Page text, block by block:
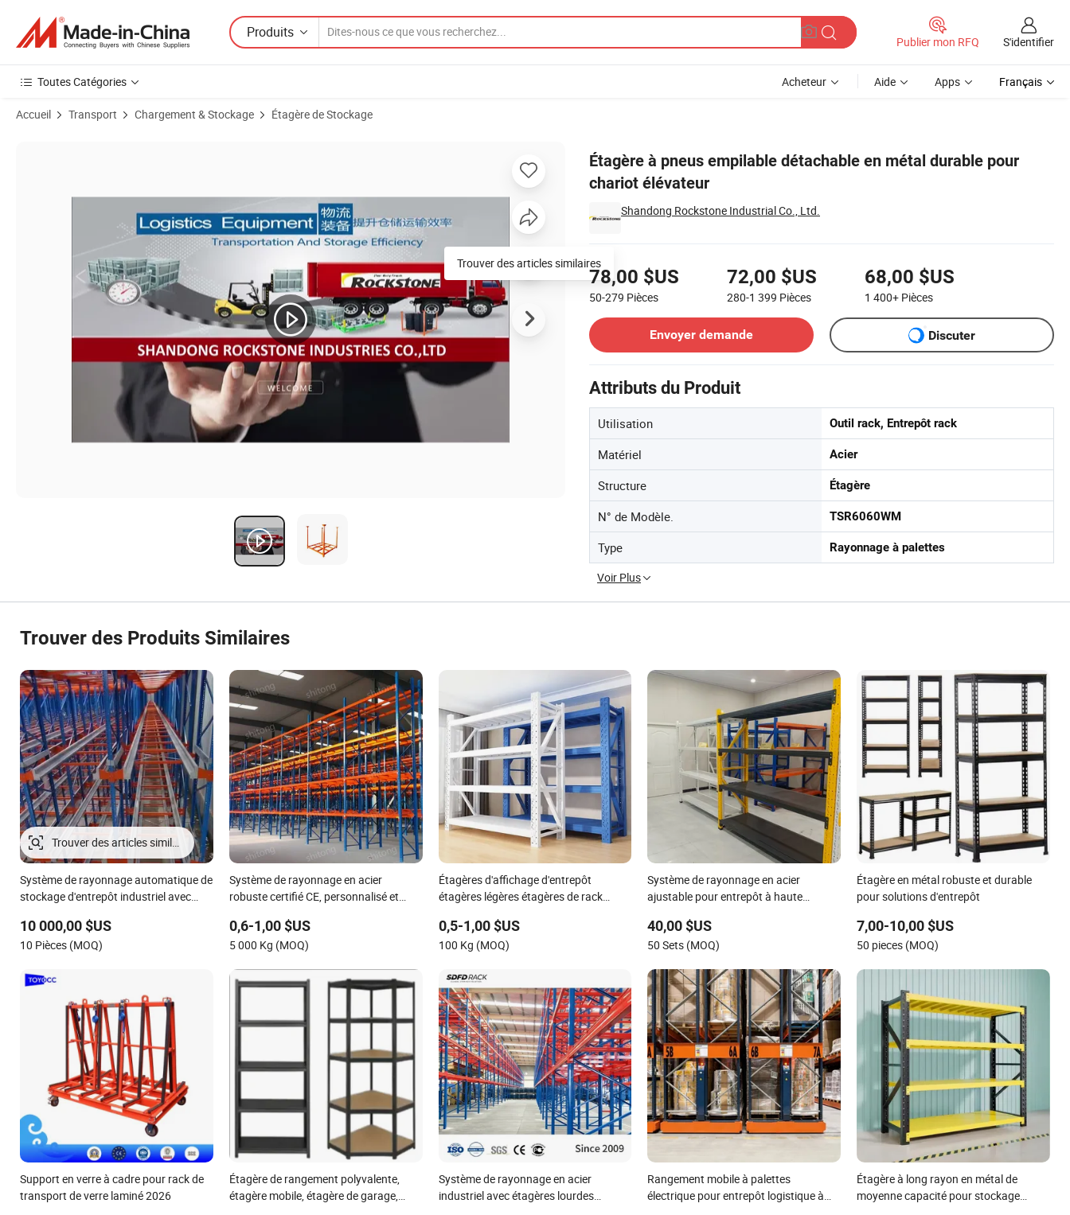
Produits
Publier mon RFQ S'identifier
Toutes Catégories Acheteur Aide Apps Français
Accueil Transport Chargement & Stockage Étagère de Stockage
Étagère à pneus empilable détachable en métal durable pour
chariot élévateur
Shandong Rockstone Industrial Co., Ltd.
Tarifs
78,00 $US
50-279 Pièces
72,00 $US
280-1 399 Pièces
68,00 $US
1 400+ Pièces
Envoyer demande
Discuter
Attributs du Produit
Utilisation Outil rack, Entrepôt rack
Matériel Acier
Structure Étagère
N° de Modèle. TSR6060WM
Type Rayonnage à palettes
Voir Plus
Trouver des articles similaires
Trouver des Produits Similaires
Système de rayonnage automatique de
stockage d'entrepôt industriel avec
10 000,00 $US
10 Pièces (MOQ)
Système de rayonnage en acier
robuste certifié CE, personnalisé et
0,6-1,00 $US
5 000 Kg (MOQ)
Étagères d'affichage d'entrepôt
étagères légères étagères de rack
stockage
0,5-1,00 $US
100 Kg (MOQ)
Système de rayonnage en acier
ajustable pour entrepôt à haute
40,00 $US
50 Sets (MOQ)
Étagère en métal robuste et durable
pour solutions d'entrepôt
7,00-10,00 $US
50 pieces (MOQ)
Support en verre à cadre pour rack de
transport de verre laminé 2026
Étagère de rangement polyvalente,
étagère mobile, étagère de garage,
Système de rayonnage en acier
industriel avec étagères lourdes
Rangement mobile à palettes
électrique pour entrepôt logistique à
Étagère à long rayon en métal de
moyenne capacité pour stockage